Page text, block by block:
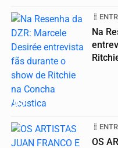
03
Na
OS